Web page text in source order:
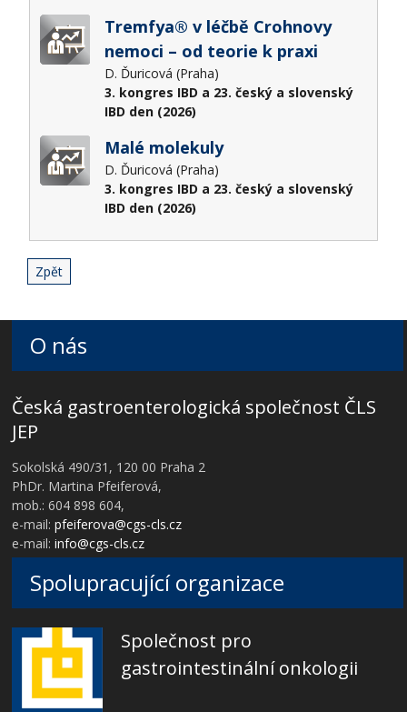
Tremfya® v léčbě Crohnovy
nemoci – od teorie k praxi
D. Ďuricová (Praha)
3. kongres IBD a 23. český a slovenský
IBD den (2026)
Malé molekuly
D. Ďuricová (Praha)
3. kongres IBD a 23. český a slovenský
IBD den (2026)
Zpět
O nás
Česká gastroenterologická společnost ČLS
JEP
Sokolská 490/31, 120 00 Praha 2
PhDr. Martina Pfeiferová,
mob.: 604 898 604,
e-mail:pfeiferova@cgs-cls.cz
e-mail:info@cgs-cls.cz
Spolupracující organizace
Společnost pro
gastrointestinální onkologii